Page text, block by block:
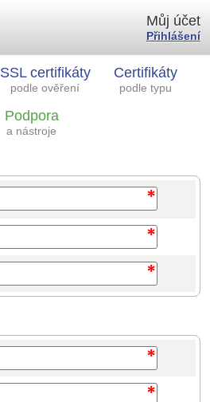
SSL certifikáty
podle ověření
Certifikáty
podle typu
Podpora
a nástroje
Můj účet
Přihlášení